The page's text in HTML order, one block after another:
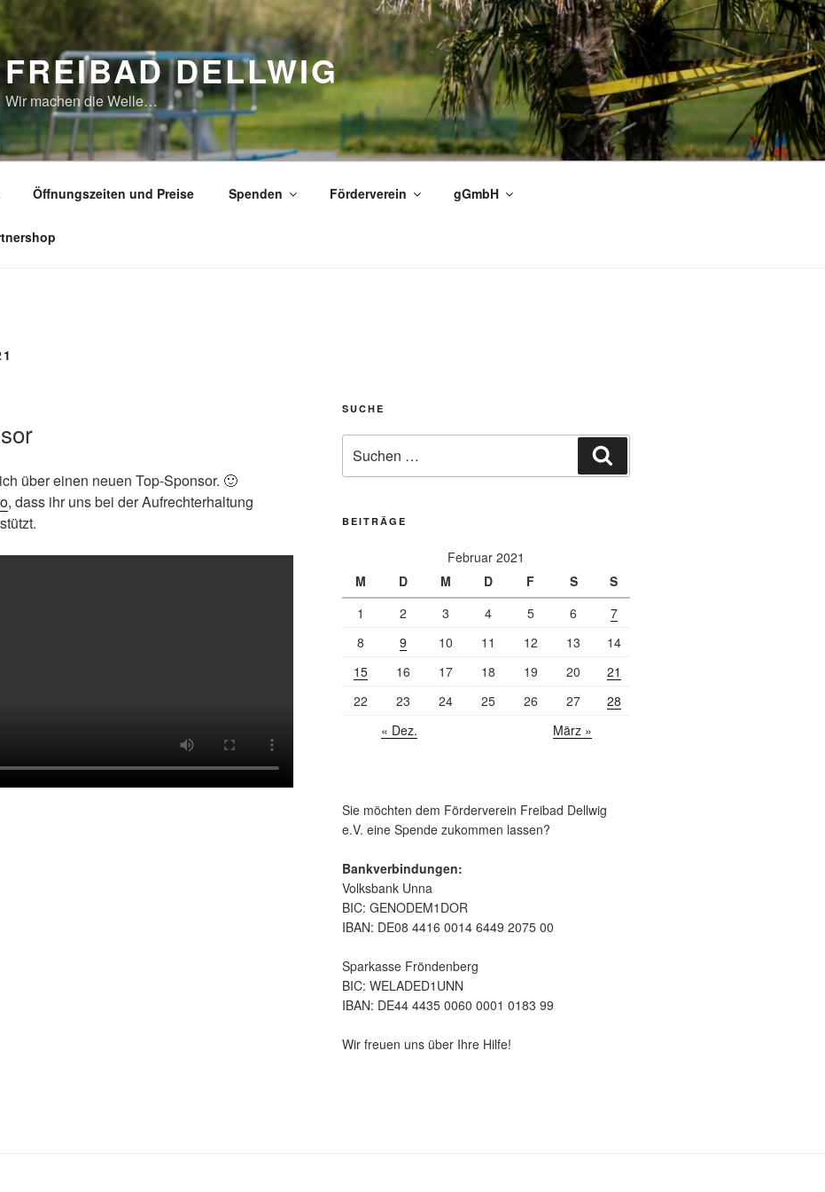
FREIBAD DELLWIG
Wir machen die Welle…
Öffnungszeiten und Preise Spenden Förderverein gGmbH
über einen neuen Top-Sponsor. 🙂
, dass ihr uns bei der Aufrechterhaltung
SUCHE
nach:
BEITRÄGE
Februar 2021
M
D M D F S
S
1
2 3 4 5 6
7
8
9 10 11 12 13
14
15
16 17 18 19 20
21
22
23 24 25 26 27
28
« Dez.
März »
Sie möchten dem Förderverein Freibad Dellwig
e.V. eine Spende zukommen lassen?
Bankverbindungen:
Volksbank Unna
BIC: GENODEM1DOR
IBAN: DE08 4416 0014 6449 2075 00
Sparkasse Fröndenberg
BIC: WELADED1UNN
IBAN: DE44 4435 0060 0001 0183 99
Wir freuen uns über Ihre Hilfe!